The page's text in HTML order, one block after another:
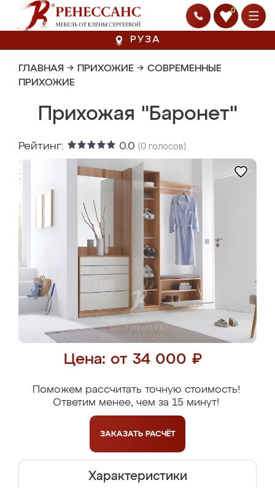
0
РУЗА
ГЛАВНАЯ → ПРИХОЖИЕ → СОВРЕМЕННЫЕ
ПРИХОЖИЕ
Прихожая "Баронет"
Рейтинг: 0.0 (0 голосов)
Цена: от 34 000 ₽
Поможем рассчитать точную стоимость!
Ответим менее, чем за 15 минут!
ЗАКАЗАТЬ РАСЧЁТ
Характеристики